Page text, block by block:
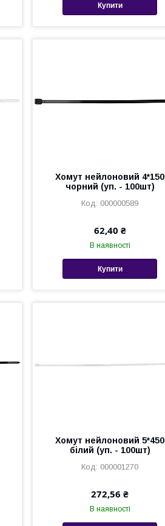
Купити
Хомут нейлоновий 4*150
чорний (уп. - 100шт)
000000589
62,40 ₴
В наявності
Купити
Хомут нейлоновий 5*450
білий (уп. - 100шт)
000001270
272,56 ₴
В наявності